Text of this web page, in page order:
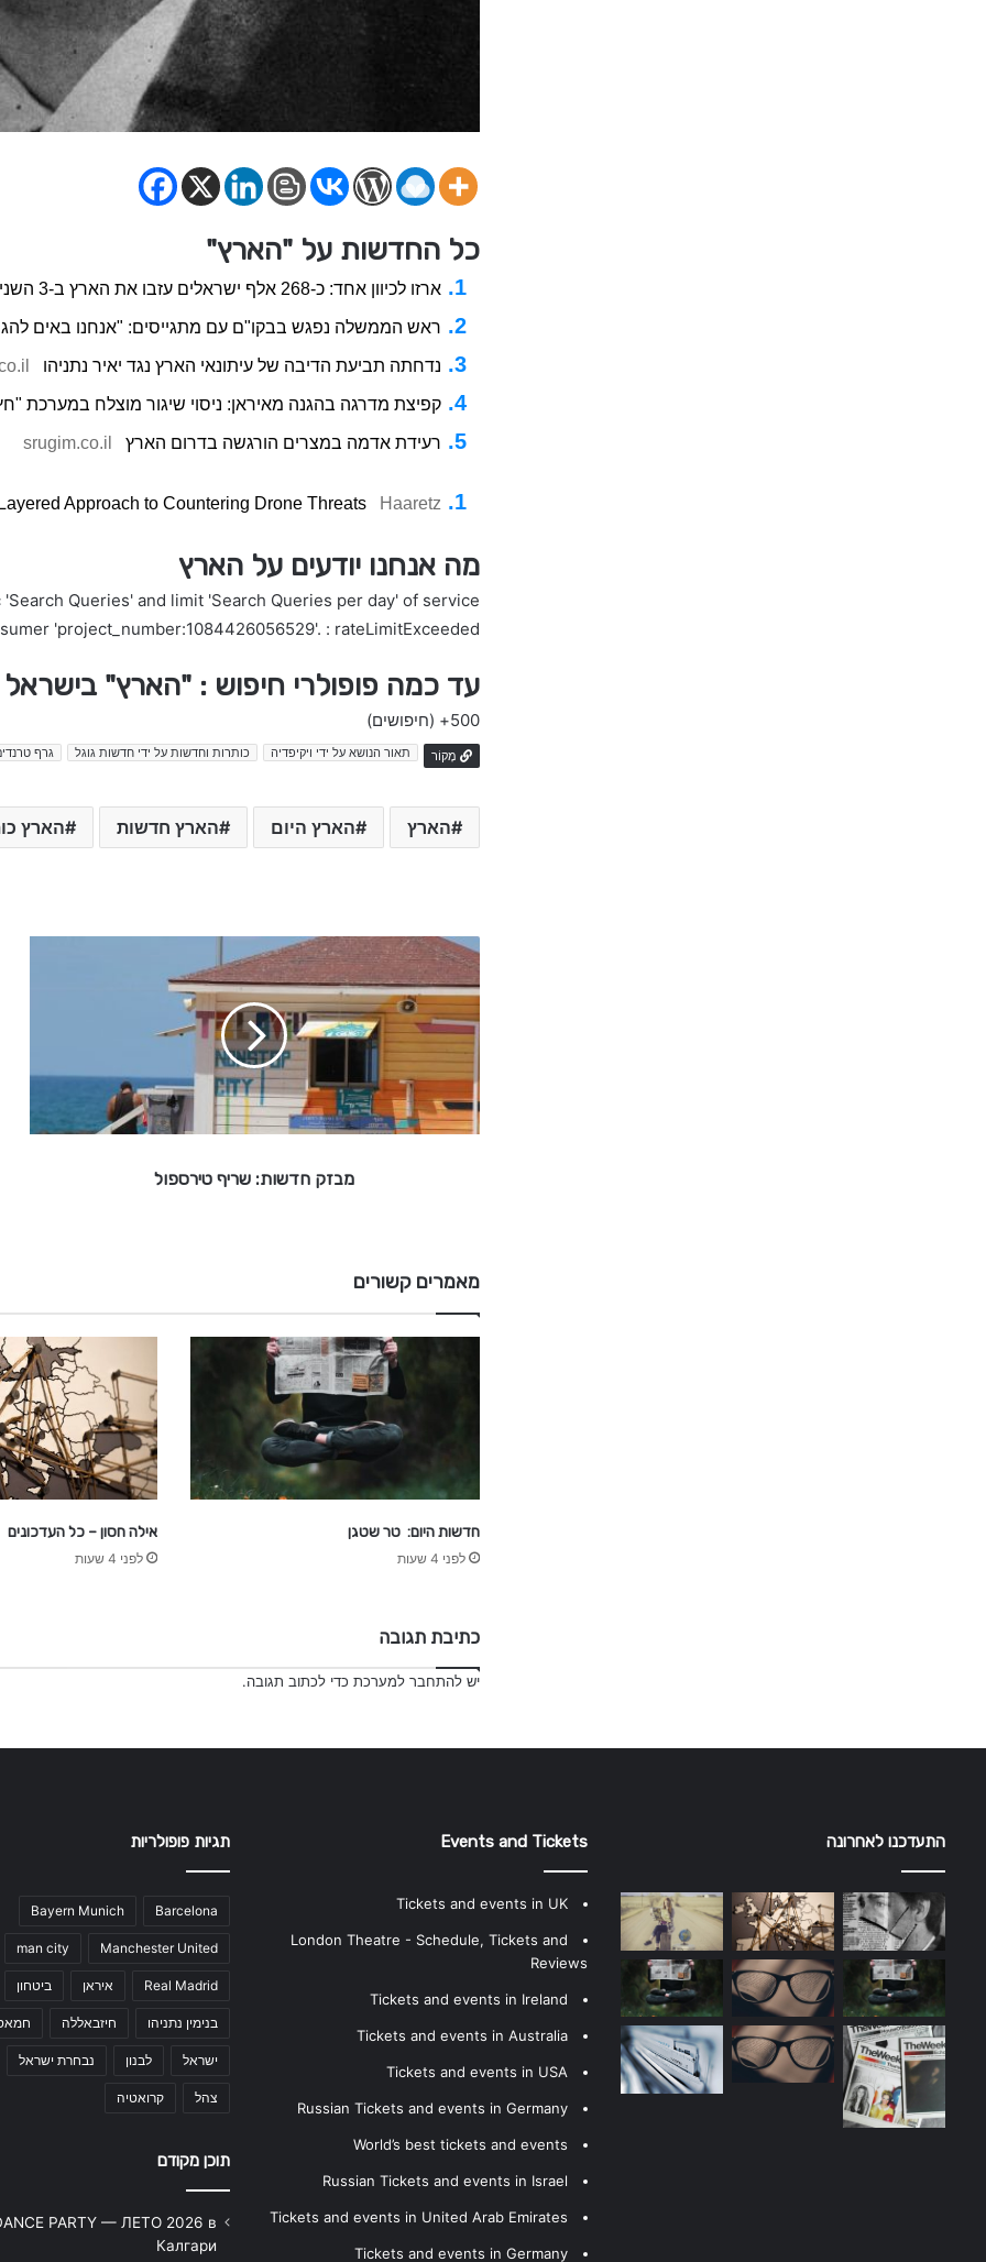
כל החדשות על "הארץ"
ארזו לכיוון אחד: כ-268 אלף ישראלים עזבו את הארץ ב-3 השנים האחרונות
ראש הממשלה נפגש בבקו"ם עם מתגייסים: "אנחנו באים
נדחתה תביעת הדיבה של עיתונאי הארץ נגד יאיר נתניהו
קפיצת מדרגה בהגנה מאיראן: ניסוי שיגור מוצלח במערכת
רעידת אדמה במצרים הורגשה בדרום הארץ srugim.co.il
Approach to Countering Drone Threats Haaretz
מה אנחנו יודעים על הארץ
Queries' and limit 'Search Queries per day' of service
'project_number:1084426056529'. : rateLimitExceeded
עד כמה פופולרי חיפוש : "הארץ" בישראל
500+ (חיפושים)
מָקוֹר תאור הנושא על ידי ויקיפדיה כותרות וחדשות על ידי חדשות גוגל גרף
הארץ הארץ היום הארץ חדשות הארץ
מ
ב
ז
ק
ח
ד
ש
ו
ת
י
ר
ס
מבזק חדשות: שריף טירספול
מאמרים קשורים
חדשות היום: טר שטגן
לפני 4 שעות
אילה חסון – כל העדכונים
לפני 4 שעות
כתיבת תגובה
ישלהתחבר למערכת כדי לכתוב תגובה.
התעדכנו לאחרונה Events and Tickets
Tickets and events in UK
London Theatre - Schedule, Tickets and
Reviews
Tickets and events in Ireland
Tickets and events in Australia
Tickets and events in USA
Russian Tickets and events in Germany
World’s best tickets and events
Russian Tickets and events in Israel
Tickets and events in United Arab Emirates
Tickets and events in Germany
תגיות פופולריות
Barcelona
Bayern Munich
Manchester United
man city
Real Madrid איראן ביטחון
בנימין נתניהו חיזבאללה
ישראל לבנון נבחרת ישראל
צהל קרואטיה
תוכן מקודם
PARTY — ЛЕТО 2026 в
Калгари